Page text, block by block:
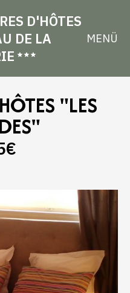
D'HÔTES
DE LA
MENÜ
"LES